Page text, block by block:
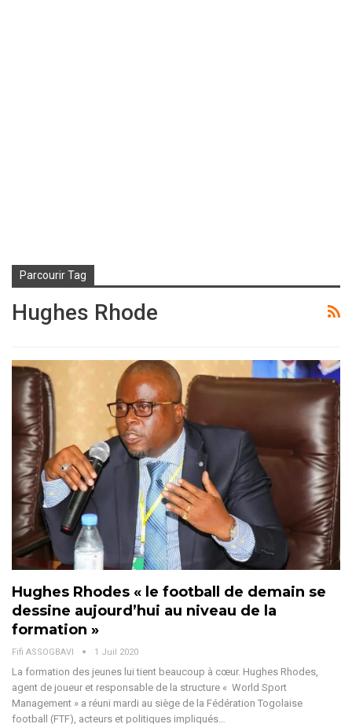
Parcourir Tag
Hughes Rhode
Hughes Rhodes « le football de demain se
dessine aujourd’hui au niveau de la
formation »
Fifi ASSOGBAVI 1 Juil 2020
La formation des jeunes lui tient beaucoup à cœur. Hughes Rhodes,
agent de joueur et responsable de la structure « World Sport
Management » a réuni mardi au siège de la Fédération Togolaise
football (FTF), acteurs et politiques impliqués…